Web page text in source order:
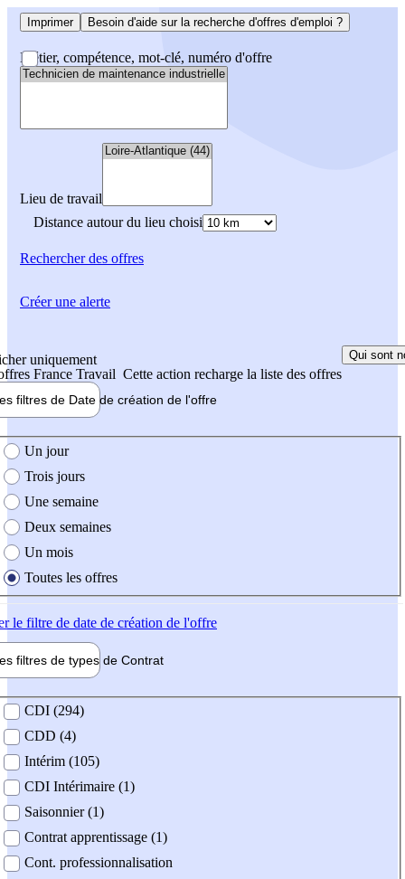
Imprimer Besoin d'aide sur la recherche d'offres d'emploi ?
Métier, compétence, mot-clé, numéro d'offre
Lieu de travail
Distance autour du lieu choisi
Rechercherdes offres
uniquement
France Travail Cette action recharge la liste des offres
Qui sont
filtres de Date de création de l'offre
création de l'offre
Un jour
Trois jours
Une semaine
Deux semaines
Un mois
Toutes les offres
le filtre de date de création de l'offre
filtres de types de Contrat
contrat
CDI (294)
CDD (4)
Intérim (105)
CDI Intérimaire (1)
Saisonnier (1)
Contrat apprentissage (1)
Cont. professionnalisation
Créer une alerte